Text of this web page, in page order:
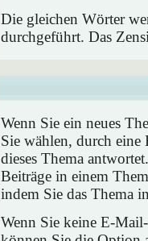
Die gleichen Wörter
durchgeführt. Das
Wenn Sie ein neues
Sie wählen, durch
dieses Thema
Beiträge in einem
indem Sie das Thema
Wenn Sie keine E-